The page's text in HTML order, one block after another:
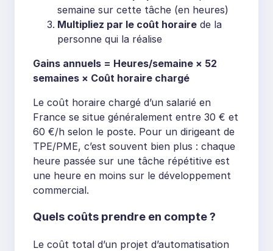
semaine sur cette tâche (en heures)
Multipliez par le coût horaire de la
personne qui la réalise
Gains annuels = Heures/semaine × 52
semaines × Coût horaire chargé
Le coût horaire chargé d’un salarié en
France se situe généralement entre 30 € et
60 €/h selon le poste. Pour un dirigeant de
TPE/PME, c’est souvent bien plus : chaque
heure passée sur une tâche répétitive est
une heure en moins sur le développement
commercial.
Quels coûts prendre en compte ?
Le coût total d’un projet d’automatisation